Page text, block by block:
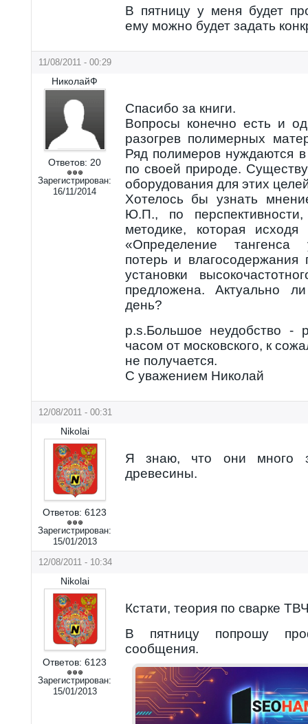
В пятницу у меня будет
ему можно будет задать
11/08/2011 - 00:29
НиколайФ
Ответов: 20
Зарегистрирован:
16/11/2014
Спасибо за книги.
Вопросы конечно есть и
разогрев полимерных
Ряд полимеров нуждаются
по своей природе.
оборудования для этих
Хотелось бы узнать
Ю.П., по
методике, которая
«Определение тангенса
потерь и
установки
предложена. Актуально
день?
p.s.Большое неудобство -
часом от московского, к
не получается.
С уважением Николай
12/08/2011 - 00:31
Nikolai
Ответов: 6123
Зарегистрирован:
15/01/2013
Я знаю, что они много
древесины.
12/08/2011 - 10:34
Nikolai
Ответов: 6123
Зарегистрирован:
15/01/2013
Кстати, теория по сварке
В пятницу попрошу
сообщения.